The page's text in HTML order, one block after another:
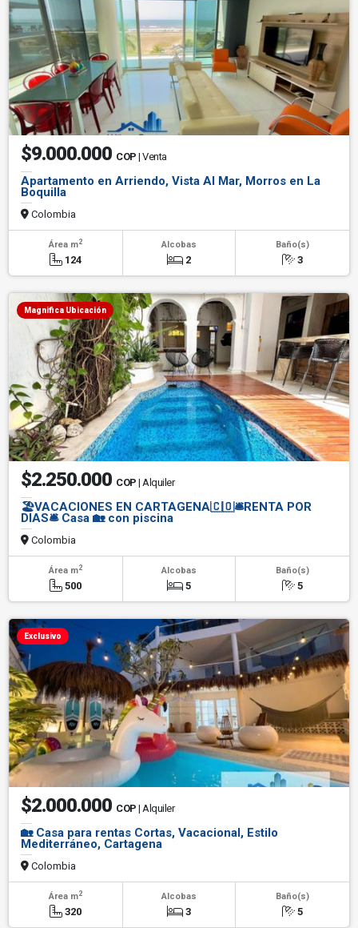
$9.000.000 COP | Venta
Apartamento en Arriendo, Vista Al Mar, Morros en La
Boquilla
Colombia
Área m2
124
Alcobas
2
Baño(s)
3
Magnifica Ubicación
$2.250.000 COP | Alquiler
🏖️VACACIONES EN CARTAGENA🇨🇴🛎️RENTA POR
DIAS🛎️ Casa 🏡 con piscina
Colombia
Área m2
500
Alcobas
5
Baño(s)
5
Exclusivo
$2.000.000 COP | Alquiler
🏡 Casa para rentas Cortas, Vacacional, Estilo
Mediterráneo, Cartagena
Colombia
Área m2
320
Alcobas
3
Baño(s)
5